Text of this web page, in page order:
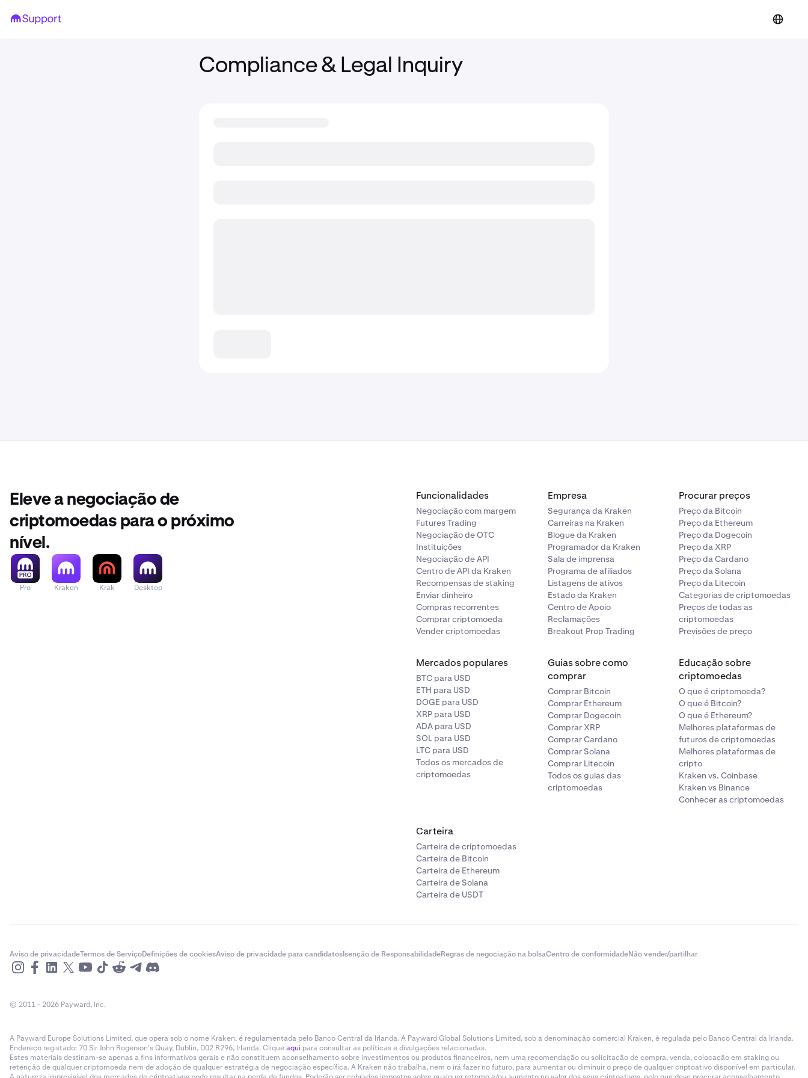
Compliance & Legal Inquiry
Eleve a negociação de
criptomoedas para o próximo
nível.
Pro Kraken Krak Desktop
Funcionalidades
Negociação com margem
Futures Trading
Negociação de OTC
Instituições
Negociação de API
Centro de API da Kraken
Recompensas de staking
Enviar dinheiro
Compras recorrentes
Comprar criptomoeda
Vender criptomoedas
Empresa
Segurança da Kraken
Carreiras na Kraken
Blogue da Kraken
Programador da Kraken
Sala de imprensa
Programa de afiliados
Listagens de ativos
Estado da Kraken
Centro de Apoio
Reclamações
Breakout Prop Trading
Procurar preços
Preço da Bitcoin
Preço da Ethereum
Preço da Dogecoin
Preço da XRP
Preço da Cardano
Preço da Solana
Preço da Litecoin
Categorias de criptomoedas
Preços de todas as
criptomoedas
Previsões de preço
Mercados populares
BTC para USD
ETH para USD
DOGE para USD
XRP para USD
ADA para USD
SOL para USD
LTC para USD
Todos os mercados de
criptomoedas
Guias sobre como
comprar
Comprar Bitcoin
Comprar Ethereum
Comprar Dogecoin
Comprar XRP
Comprar Cardano
Comprar Solana
Comprar Litecoin
Todos os guias das
criptomoedas
Educação sobre
criptomoedas
O que é criptomoeda?
O que é Bitcoin?
O que é Ethereum?
Melhores plataformas de
futuros de criptomoedas
Melhores plataformas de
cripto
Kraken vs. Coinbase
Kraken vs Binance
Conhecer as criptomoedas
Carteira
Carteira de criptomoedas
Carteira de Bitcoin
Carteira de Ethereum
Carteira de Solana
Carteira de USDT
Aviso de privacidadeTermos de ServiçoDefinições de cookiesAviso de privacidade para candidatosIsenção de ResponsabilidadeRegras de negociação na bolsaCentro de conformidadeNão vender/partilhar
© 2011 - 2026 Payward, Inc.
A Payward Europe Solutions Limited, que opera sob o nome Kraken, é regulamentada pelo Banco Central da Irlanda. A Payward Global Solutions Limited, sob a denominação comercial Kraken, é regulada pelo Banco Central da Irlanda.
Endereço registado: 70 Sir John Rogerson’s Quay, Dublin, D02 R296, Irlanda. Cliqueaqui para consultar as políticas e divulgações relacionadas.
Estes materiais destinam-se apenas a fins informativos gerais e não constituem aconselhamento sobre investimentos ou produtos financeiros, nem uma recomendação ou solicitação de compra, venda, colocação em staking ou
retenção de qualquer criptomoeda nem de adoção de qualquer estratégia de negociação específica. A Kraken não trabalha, nem o irá fazer no futuro, para aumentar ou diminuir o preço de qualquer criptoativo disponível em particular.